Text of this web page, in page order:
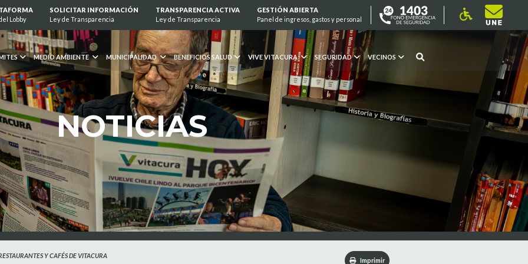
Lobby
SOLICITAR INFORMACIÓN
Ley de Transparencia
TRANSPARENCIA ACTIVA
Ley de Transparencia
GESTIÓN ABIERTA
Panel de ingresos, gastos y personal
MEDIO AMBIENTE MUNICIPALIDAD BENEFICIOS SALUD VIVE VITACURA SEGURIDAD VECINOS
NOTICIAS
Y CAFÉS DE VITACURA
Imprimir